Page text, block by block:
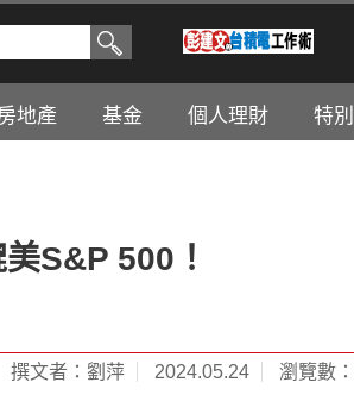
地產 基金 個人理財 特
S&P 500！
撰文者：劉萍 2024.05.24 瀏覽數